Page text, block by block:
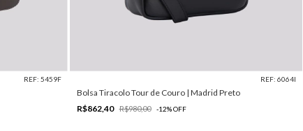
REF: 5459F REF: 6064I
Bolsa Tiracolo Tour de Couro | Madrid Preto
R$862,40
R$980,00 -12%OFF